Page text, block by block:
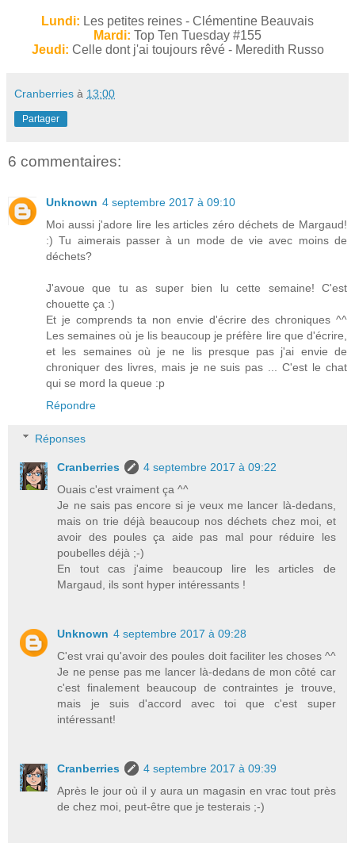
Lundi: Les petites reines - Clémentine Beauvais
Mardi: Top Ten Tuesday #155
Jeudi: Celle dont j'ai toujours rêvé - Meredith Russo
Cranberries à 13:00
Partager
6 commentaires:
Unknown 4 septembre 2017 à 09:10
Moi aussi j'adore lire les articles zéro déchets de Margaud!
:) Tu aimerais passer à un mode de vie avec moins de
déchets?
J'avoue que tu as super bien lu cette semaine! C'est
chouette ça :)
Et je comprends ta non envie d'écrire des chroniques ^^
Les semaines où je lis beaucoup je préfère lire que d'écrire,
et les semaines où je ne lis presque pas j'ai envie de
chroniquer des livres, mais je ne suis pas ... C'est le chat
qui se mord la queue :p
Répondre
Réponses
Cranberries
4 septembre 2017 à 09:22
Ouais c'est vraiment ça ^^
Je ne sais pas encore si je veux me lancer là-dedans,
mais on trie déjà beaucoup nos déchets chez moi, et
avoir des poules ça aide pas mal pour réduire les
poubelles déjà ;-)
En tout cas j'aime beaucoup lire les articles de
Margaud, ils sont hyper intéressants !
Unknown 4 septembre 2017 à 09:28
C'est vrai qu'avoir des poules doit faciliter les choses ^^
Je ne pense pas me lancer là-dedans de mon côté car
c'est finalement beaucoup de contraintes je trouve,
mais je suis d'accord avec toi que c'est super
intéressant!
Cranberries
4 septembre 2017 à 09:39
Après le jour où il y aura un magasin en vrac tout près
de chez moi, peut-être que je testerais ;-)